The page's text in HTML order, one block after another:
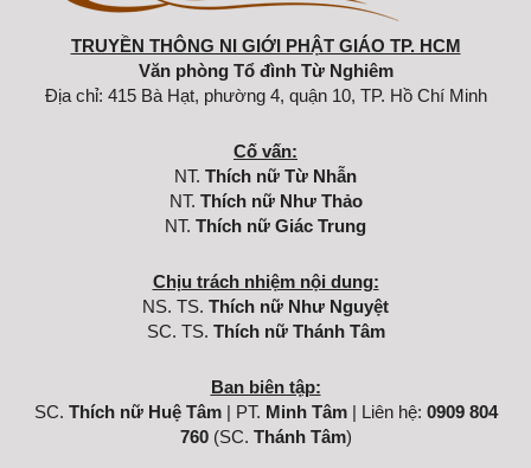
TRUYỀN THÔNG NI GIỚI PHẬT GIÁO TP. HCM
Văn phòng Tổ đình Từ Nghiêm
Địa chỉ: 415 Bà Hạt, phường 4, quận 10, TP. Hồ Chí Minh
Cố vấn:
NT. Thích nữ Từ Nhẫn
NT. Thích nữ Như Thảo
NT. Thích nữ Giác Trung
Chịu trách nhiệm nội dung:
NS. TS. Thích nữ Như Nguyệt
SC. TS. Thích nữ Thánh Tâm
Ban biên tập:
SC. Thích nữ Huệ Tâm| PT. Minh Tâm| Liên hệ: 0909 804
760(SC. Thánh Tâm)